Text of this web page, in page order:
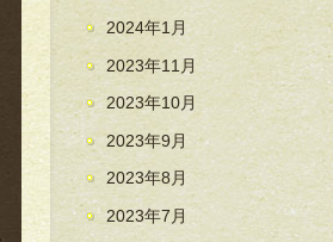
2024年1月
2023年11月
2023年10月
2023年9月
2023年8月
2023年7月